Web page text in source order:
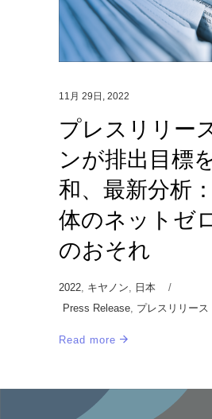
11月 29日, 2022
プレスリリー
ンが排出目標
和、最新分析
体のネットゼ
のおそれ
2022, キヤノン, 日本
Press Release, プレスリリース
Read more